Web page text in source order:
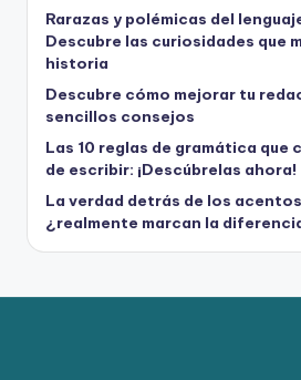
Rarazas y polémicas del
Descubre las curiosidades que
historia
Descubre cómo mejorar tu
sencillos consejos
Las 10 reglas de gramática que
de escribir: ¡Descúbrelas ahora!
La verdad detrás de los
¿realmente marcan la